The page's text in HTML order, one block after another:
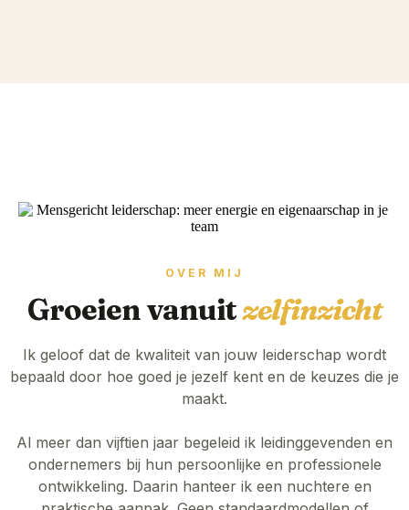
OVER MIJ
Groeien vanuitzelfinzicht
Ik geloof dat de kwaliteit van jouw leiderschap wordt
bepaald door hoe goed je jezelf kent en de keuzes die je
maakt.
Al meer dan vijftien jaar begeleid ik leidinggevenden en
ondernemers bij hun persoonlijke en professionele
ontwikkeling. Daarin hanteer ik een nuchtere en